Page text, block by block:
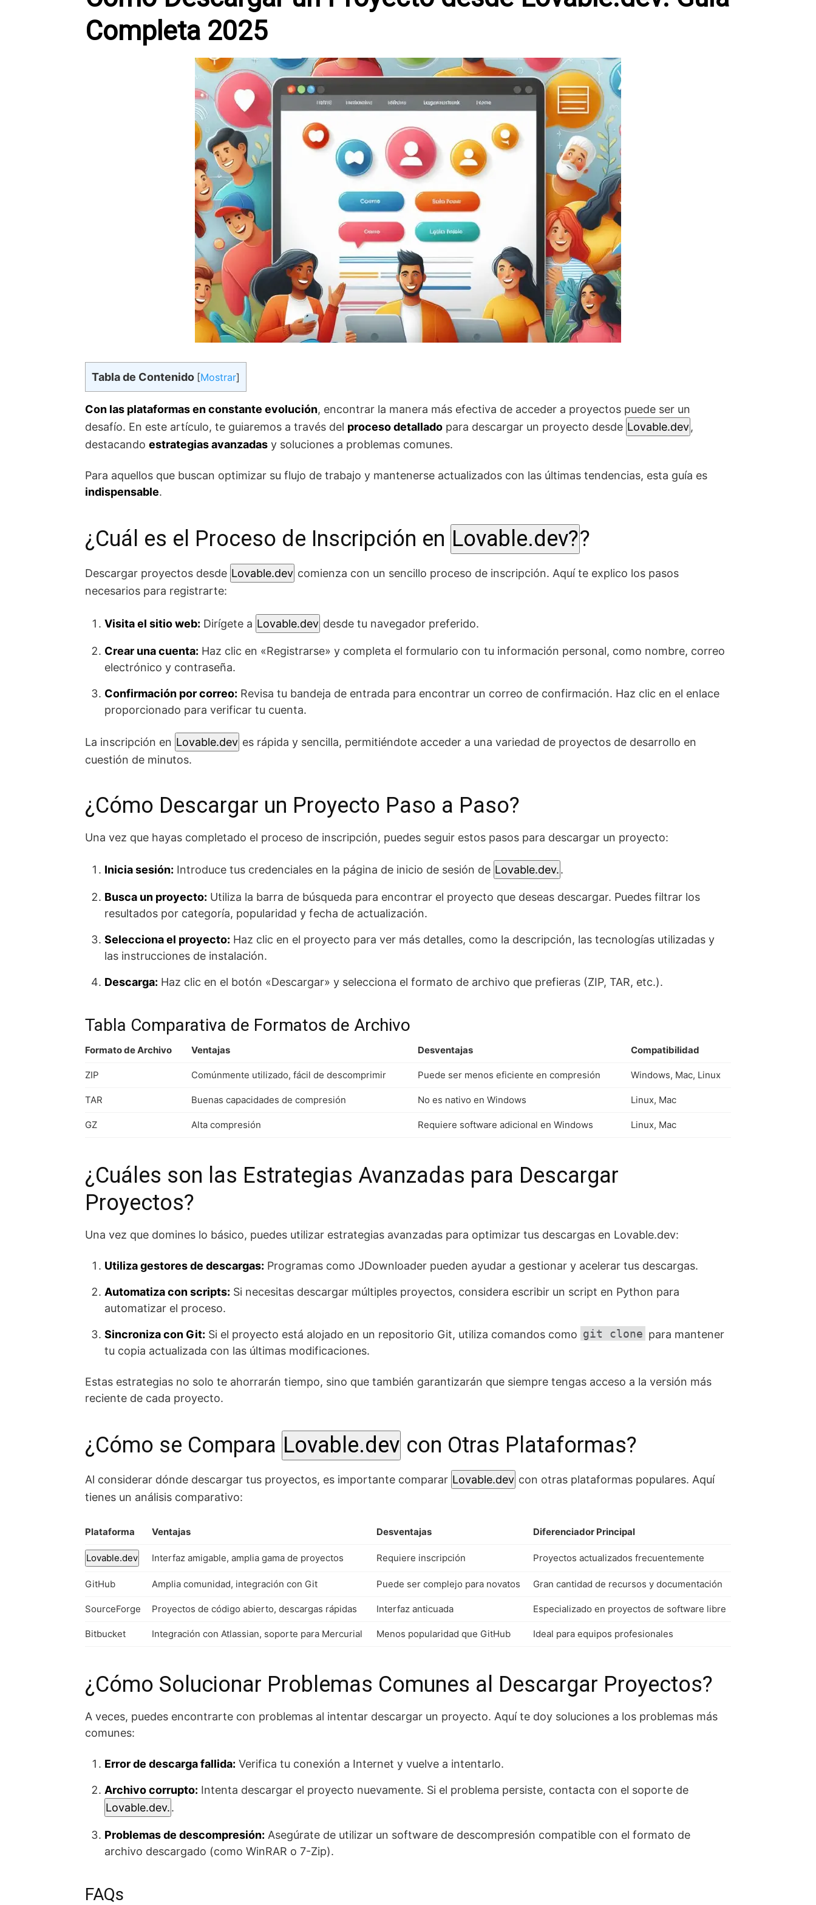
Completa 2025
Tabla de Contenido [Mostrar]
Con las plataformas en constante evolución, encontrar la manera más efectiva de acceder a proyectos puede ser un
desafío. En este artículo, te guiaremos a través del proceso detallado para descargar un proyecto desde Lovable.dev,
destacando estrategias avanzadas y soluciones a problemas comunes.
Para aquellos que buscan optimizar su flujo de trabajo y mantenerse actualizados con las últimas tendencias, esta guía es
indispensable.
¿Cuál es el Proceso de Inscripción en Lovable.dev??
Descargar proyectos desde Lovable.dev comienza con un sencillo proceso de inscripción. Aquí te explico los pasos
necesarios para registrarte:
Visita el sitio web: Dirígete a Lovable.dev desde tu navegador preferido.
Crear una cuenta: Haz clic en «Registrarse» y completa el formulario con tu información personal, como nombre, correo
electrónico y contraseña.
Confirmación por correo: Revisa tu bandeja de entrada para encontrar un correo de confirmación. Haz clic en el enlace
proporcionado para verificar tu cuenta.
La inscripción en Lovable.dev es rápida y sencilla, permitiéndote acceder a una variedad de proyectos de desarrollo en
cuestión de minutos.
¿Cómo Descargar un Proyecto Paso a Paso?
Una vez que hayas completado el proceso de inscripción, puedes seguir estos pasos para descargar un proyecto:
Inicia sesión: Introduce tus credenciales en la página de inicio de sesión de Lovable.dev..
Busca un proyecto: Utiliza la barra de búsqueda para encontrar el proyecto que deseas descargar. Puedes filtrar los
resultados por categoría, popularidad y fecha de actualización.
Selecciona el proyecto: Haz clic en el proyecto para ver más detalles, como la descripción, las tecnologías utilizadas y
las instrucciones de instalación.
Descarga: Haz clic en el botón «Descargar» y selecciona el formato de archivo que prefieras (ZIP, TAR, etc.).
Tabla Comparativa de Formatos de Archivo
Formato de Archivo Ventajas Desventajas Compatibilidad
ZIP Comúnmente utilizado, fácil de descomprimir Puede ser menos eficiente en compresión Windows, Mac, Linux
TAR Buenas capacidades de compresión No es nativo en Windows Linux, Mac
GZ Alta compresión Requiere software adicional en Windows Linux, Mac
¿Cuáles son las Estrategias Avanzadas para Descargar
Proyectos?
Una vez que domines lo básico, puedes utilizar estrategias avanzadas para optimizar tus descargas en Lovable.dev:
Utiliza gestores de descargas: Programas como JDownloader pueden ayudar a gestionar y acelerar tus descargas.
Automatiza con scripts: Si necesitas descargar múltiples proyectos, considera escribir un script en Python para
automatizar el proceso.
Sincroniza con Git: Si el proyecto está alojado en un repositorio Git, utiliza comandos como git clone para mantener
tu copia actualizada con las últimas modificaciones.
Estas estrategias no solo te ahorrarán tiempo, sino que también garantizarán que siempre tengas acceso a la versión más
reciente de cada proyecto.
¿Cómo se Compara Lovable.dev con Otras Plataformas?
Al considerar dónde descargar tus proyectos, es importante comparar Lovable.dev con otras plataformas populares. Aquí
tienes un análisis comparativo:
Plataforma Ventajas Desventajas Diferenciador Principal
Lovable.dev Interfaz amigable, amplia gama de proyectos Requiere inscripción Proyectos actualizados frecuentemente
GitHub Amplia comunidad, integración con Git Puede ser complejo para novatos Gran cantidad de recursos y documentación
SourceForge Proyectos de código abierto, descargas rápidas Interfaz anticuada Especializado en proyectos de software libre
Bitbucket Integración con Atlassian, soporte para Mercurial Menos popularidad que GitHub Ideal para equipos profesionales
¿Cómo Solucionar Problemas Comunes al Descargar Proyectos?
A veces, puedes encontrarte con problemas al intentar descargar un proyecto. Aquí te doy soluciones a los problemas más
comunes:
Error de descarga fallida: Verifica tu conexión a Internet y vuelve a intentarlo.
Archivo corrupto: Intenta descargar el proyecto nuevamente. Si el problema persiste, contacta con el soporte de
Lovable.dev..
Problemas de descompresión: Asegúrate de utilizar un software de descompresión compatible con el formato de
archivo descargado (como WinRAR o 7-Zip).
FAQs